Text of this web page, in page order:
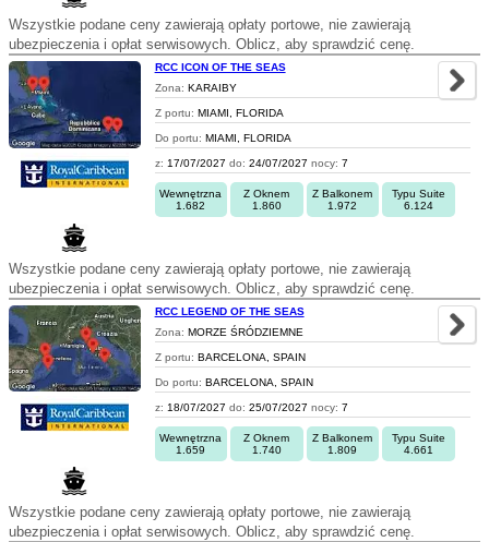
Wszystkie podane ceny zawierają opłaty portowe, nie zawierają
ubezpieczenia i opłat serwisowych. Oblicz, aby sprawdzić cenę.
RCC ICON OF THE SEAS
Zona: KARAIBY
Z portu: MIAMI, FLORIDA
Do portu: MIAMI, FLORIDA
z: 17/07/2027 do: 24/07/2027 nocy: 7
Wewnętrzna
1.682
Z Oknem
1.860
Z Balkonem
1.972
Typu Suite
6.124
Wszystkie podane ceny zawierają opłaty portowe, nie zawierają
ubezpieczenia i opłat serwisowych. Oblicz, aby sprawdzić cenę.
RCC LEGEND OF THE SEAS
Zona: MORZE ŚRÓDZIEMNE
Z portu: BARCELONA, SPAIN
Do portu: BARCELONA, SPAIN
z: 18/07/2027 do: 25/07/2027 nocy: 7
Wewnętrzna
1.659
Z Oknem
1.740
Z Balkonem
1.809
Typu Suite
4.661
Wszystkie podane ceny zawierają opłaty portowe, nie zawierają
ubezpieczenia i opłat serwisowych. Oblicz, aby sprawdzić cenę.